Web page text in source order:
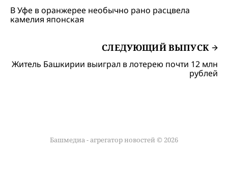
В Уфе в оранжерее необычно рано расцвела
камелия японская
СЛЕДУЮЩИЙ ВЫПУСК
Житель Башкирии выиграл в лотерею почти 12 млн
рублей
Башмедиа - агрегатор новостей © 2026